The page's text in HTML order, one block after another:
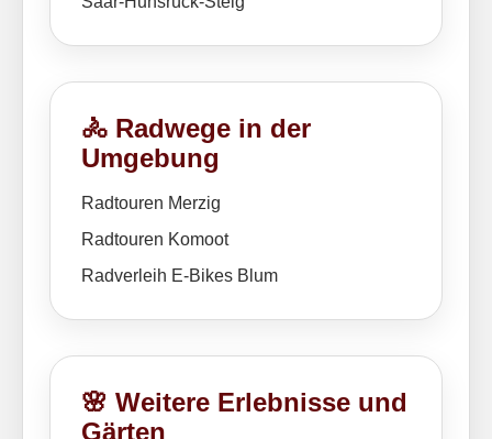
🚴 Radwege in der
Umgebung
Radtouren Merzig
Radtouren Komoot
Radverleih E-Bikes Blum
🌸 Weitere Erlebnisse und
Gärten